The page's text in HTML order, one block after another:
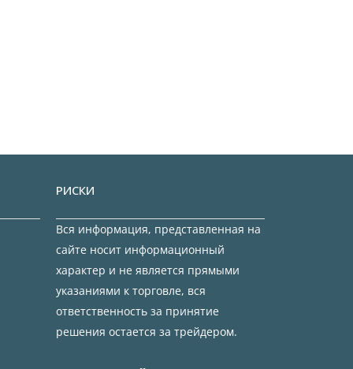
РИСКИ
Вся информация, представленная на
сайте носит информационный
характер и не является прямыми
указаниями к торговле, вся
ответственность за принятие
решения остается за трейдером.